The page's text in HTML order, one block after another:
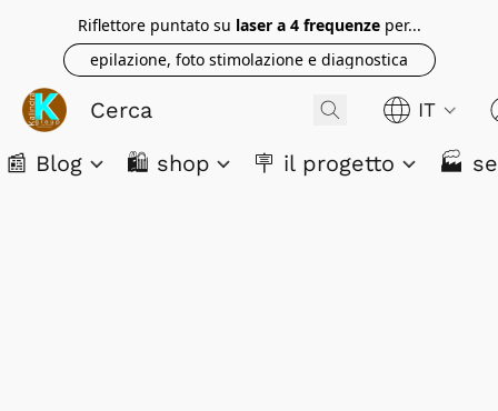
Riflettore puntato su laser a 4 frequenzeper...
epilazione, foto stimolazione e diagnostica
IT
📰 Blog 🛍️ shop 🪧 il progetto 🏭